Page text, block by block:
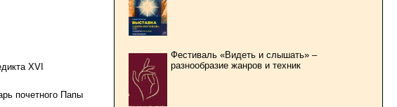
XVI
почетного Папы
Фестиваль «Видеть и слышать» –
разнообразие жанров и техник